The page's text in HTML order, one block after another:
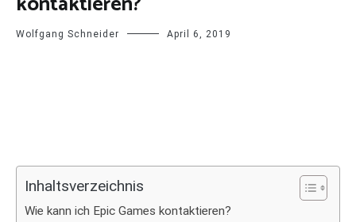
Wolfgang Schneider April 6, 2019
Inhaltsverzeichnis
Wie kann ich Epic Games kontaktieren?